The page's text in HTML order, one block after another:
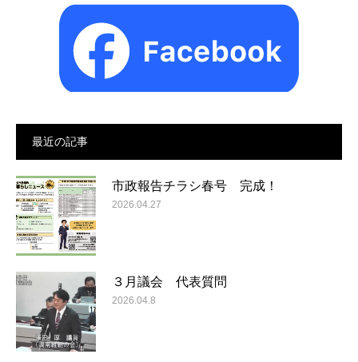
最近の記事
市政報告チラシ春号 完成！
2026.04.27
３月議会 代表質問
2026.04.8